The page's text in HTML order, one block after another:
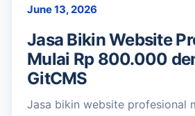
June 13, 2026
Jasa Bikin Website
Mulai Rp 800.000
GitCMS
Jasa bikin website profesional